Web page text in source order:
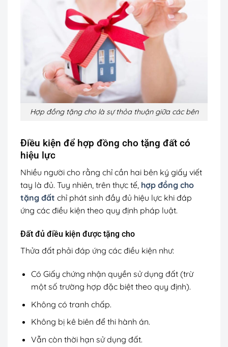
Hợp đồng tặng cho là sự thỏa thuận giữa các bên
Điều kiện để hợp đồng cho tặng đất có
hiệu lực
Nhiều người cho rằng chỉ cần hai bên ký giấy viết
tay là đủ. Tuy nhiên, trên thực tế, hợp đồng cho
tặng đất chỉ phát sinh đầy đủ hiệu lực khi đáp
ứng các điều kiện theo quy định pháp luật.
Đất đủ điều kiện được tặng cho
Thửa đất phải đáp ứng các điều kiện như:
Có Giấy chứng nhận quyền sử dụng đất (trừ
một số trường hợp đặc biệt theo quy định).
Không có tranh chấp.
Không bị kê biên để thi hành án.
Vẫn còn thời hạn sử dụng đất.